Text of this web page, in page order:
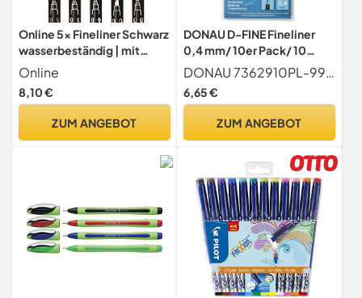
Online 5x Fineliner Schwarz
wasserbeständig | mit
Brush Pen, Fineliner-
Spitzen und Kalligrafie-
Spitze | Black
Tuschestifte für Bullet
Online
8,10 €
ZUM ANGEBOT
DONAU D-FINE Fineliner
0,4 mm/ 10er Pack/ 10
Farben/Filzstifte/Metallge
fasste Spitze/für
Erwachsene und Kinder
Homeoffice/Geruchlos
DONAU 7362910PL-99 D-FINE Fineliner 0,4 mm - 10er Pack 10 Stück. Farbe verschiedene Farben.
6,65 €
ZUM ANGEBOT